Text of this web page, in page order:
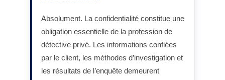
Absolument. La confidentialité constitue une
obligation essentielle de la profession de
détective privé. Les informations confiées
par le client, les méthodes d’investigation et
les résultats de l’enquête demeurent